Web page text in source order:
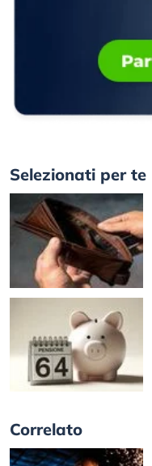
Selezionati per te
Correlato